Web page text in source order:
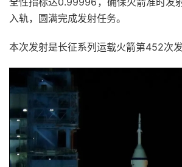
入轨，圆满完成发射任务。
本次发射是长征系列运载火箭第452次发